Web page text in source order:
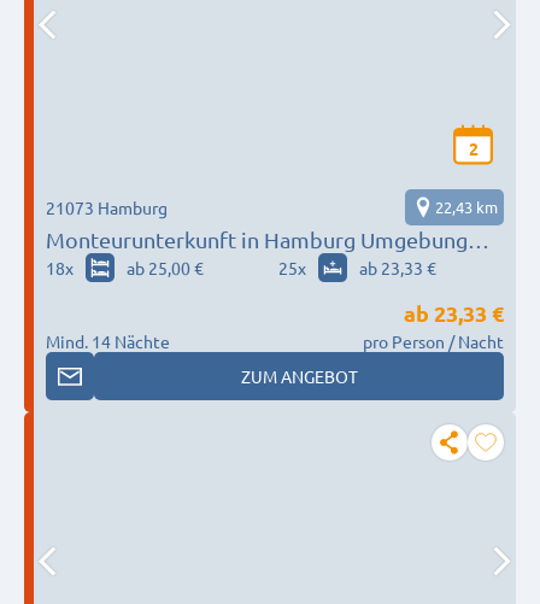
2
Monteurunterkunft in Hamburg Umgebung
nach Wunsch / Bedürfnis
21073 Hamburg 22,43 km
18x ab 25,00 € 25x ab 23,33 €
Mind. 14 Nächte
ab 23,33 €
pro Person / Nacht
ZUM ANGEBOT